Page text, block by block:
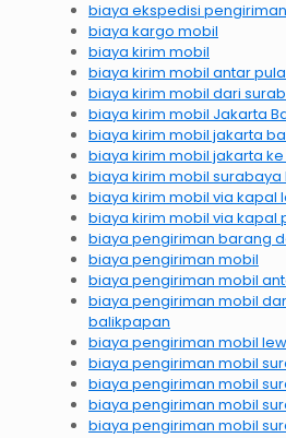
biaya ekspedisi
biaya kargo mobil
biaya kirim mobil
biaya kirim mobil antar
biaya kirim mobil dari
biaya kirim mobil Jakarta
biaya kirim mobil jakarta
biaya kirim mobil jakarta
biaya kirim mobil
biaya kirim mobil via kapal
biaya kirim mobil via kapal
biaya pengiriman barang
biaya pengiriman mobil
biaya pengiriman mobil
biaya pengiriman mobil
balikpapan
biaya pengiriman mobil
biaya pengiriman mobil
biaya pengiriman mobil
biaya pengiriman mobil
biaya pengiriman mobil